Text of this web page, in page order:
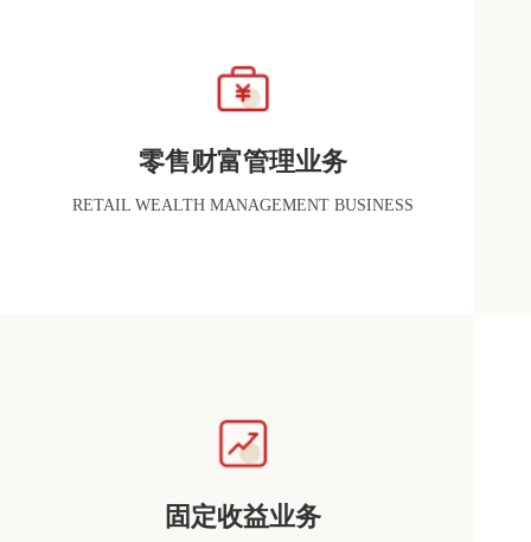
零售财富管理业务
RETAIL WEALTH MANAGEMENT BUSINESS
固定收益业务